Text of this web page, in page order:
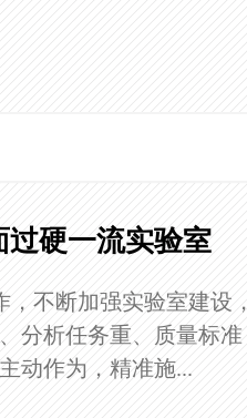
硬一流实验室
不断加强实验室建设，
分析任务重、质量标准
动作为，精准施...